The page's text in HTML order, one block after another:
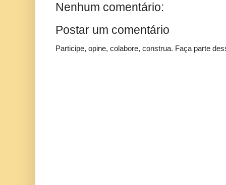
Nenhum comentário:
Postar um comentário
Participe, opine, colabore, construa. Faça parte